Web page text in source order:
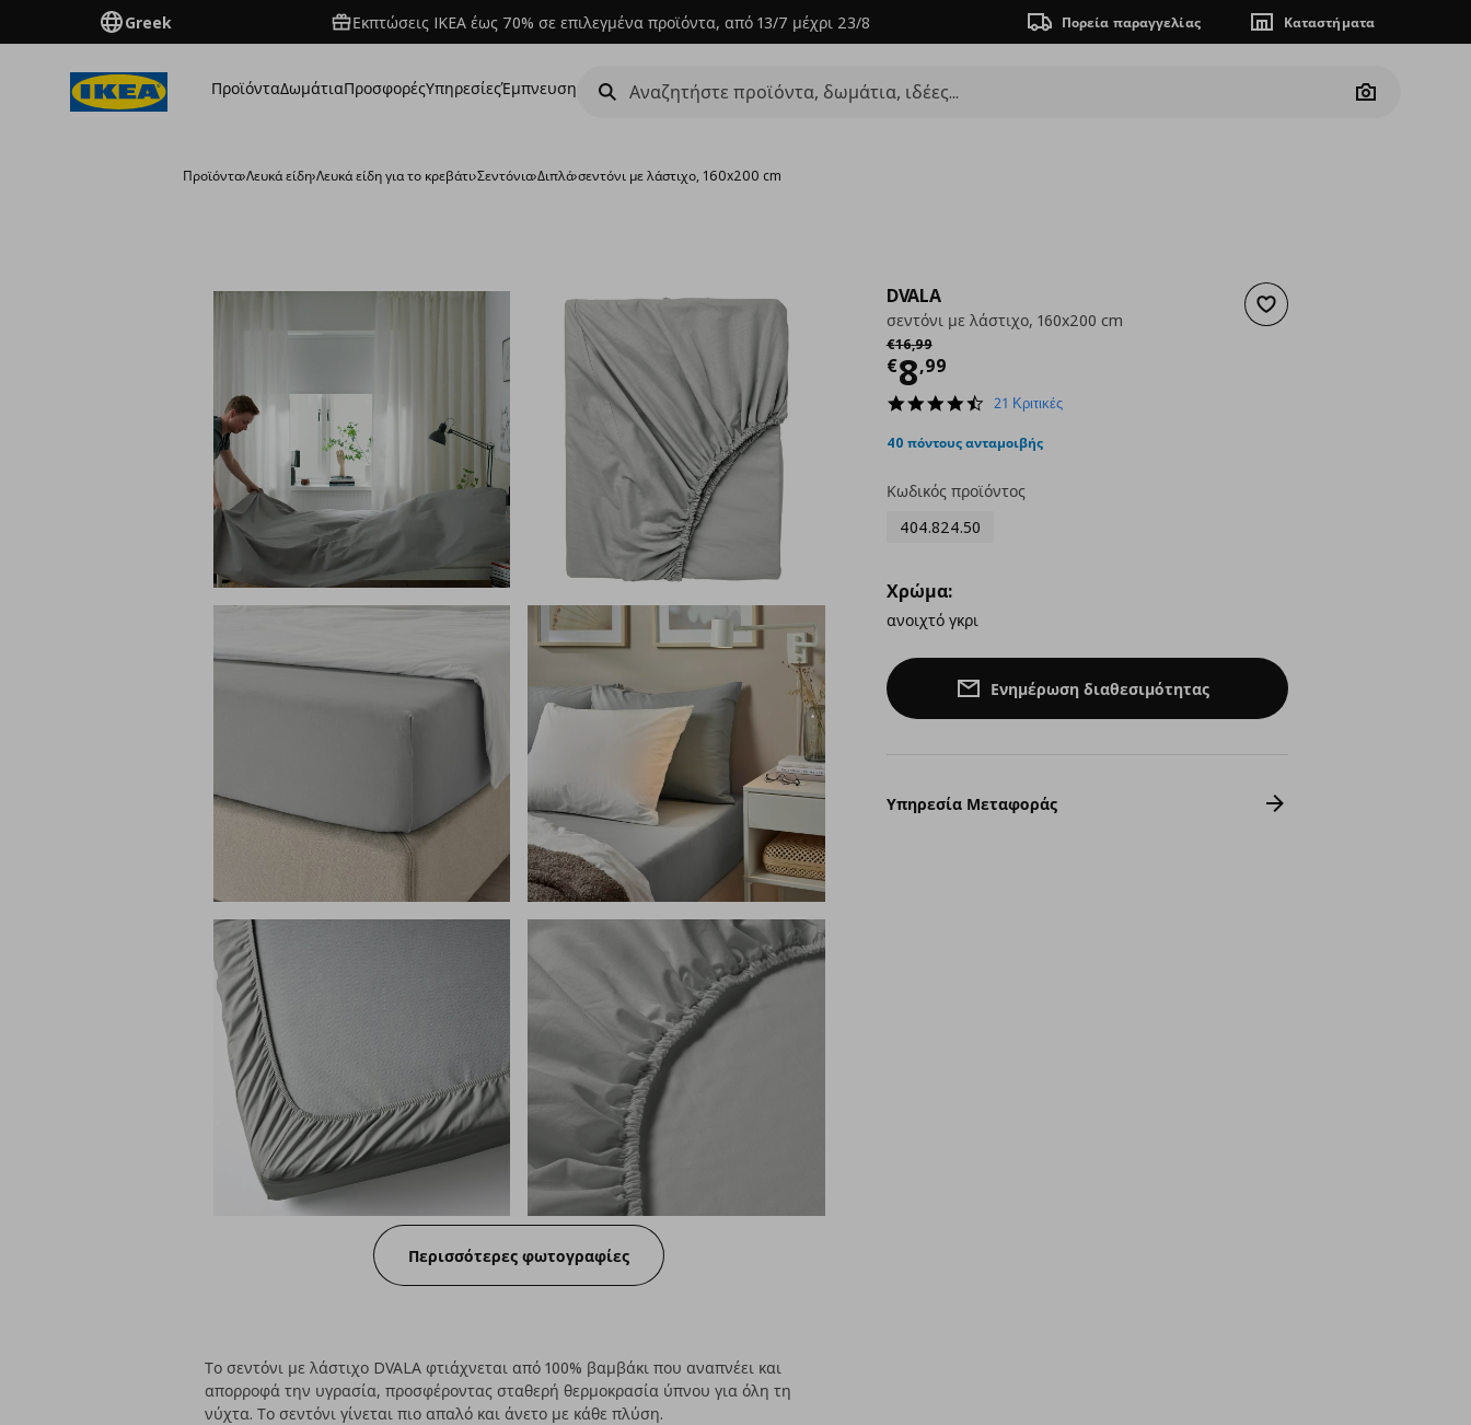
Greek Εκπτώσεις IKEA έως 70% σε επιλεγμένα προϊόντα, από 13/7 μέχρι 23/8 Πορεία παραγγελίας Καταστήματα
ΠροϊόνταΔωμάτιαΠροσφορέςΥπηρεσίεςΈμπνευση
Camera
Προϊόντα›Λευκά είδη›Λευκά είδη για το κρεβάτι›Σεντόνια›Διπλά›σεντόνι με λάστιχο, 160x200 cm
Περισσότερες φωτογραφίες
Προσθήκη στα αγαπημένα
DVALA
σεντόνι με λάστιχο, 160x200 cm
€16,99
Αρχική τιμή
€8,99
Τρέχουσα τιμή
4.5
rating
21 Κριτικές
40 πόντους ανταμοιβής
Κωδικός προϊόντος
404.824.50
Χρώμα:
ανοιχτό γκρι
Ενημέρωση διαθεσιμότητας
Υπηρεσία Μεταφοράς
Το σεντόνι με λάστιχο DVALA φτιάχνεται από 100% βαμβάκι που αναπνέει και
απορροφά την υγρασία, προσφέροντας σταθερή θερμοκρασία ύπνου για όλη τη
νύχτα. Το σεντόνι γίνεται πιο απαλό και άνετο με κάθε πλύση.